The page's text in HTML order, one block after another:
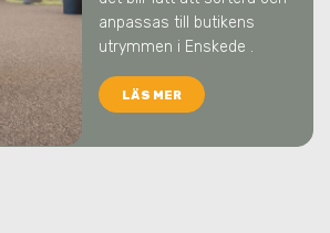
anpassas till butikens
utrymmen i Enskede .
LÄS MER